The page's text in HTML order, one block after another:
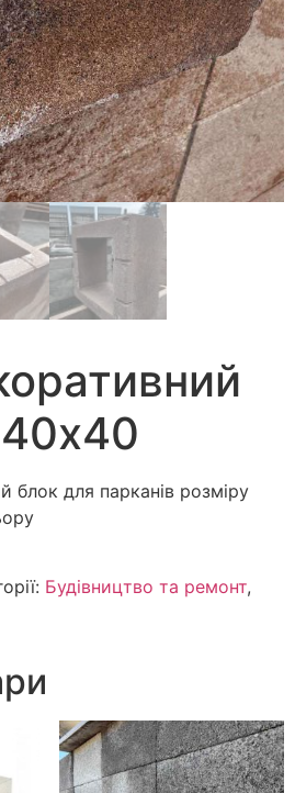
блок для парканів розміру
Будівництво та ремонт,